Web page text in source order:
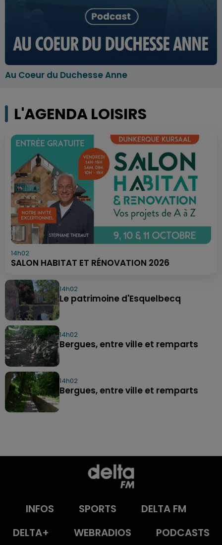
Au Coeur du Duchesse Anne
L'AGENDA LOISIRS
14h02
SALON HABITAT ET RÉNOVATION 2026
14h02
Le patrimoine d'Esquelbecq
14h02
Bergues, entre ville et remparts
14h02
Bergues, entre ville et remparts
INFOS SPORTS
DELTA FM
DELTA+
WEBRADIOS PODCASTS